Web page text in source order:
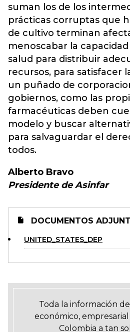
suman los de los
prácticas corruptas que
de cultivo terminan
menoscabar la
salud para distribuir
recursos, para satisfacer
un puñado de
gobiernos, como las
farmacéuticas deben
modelo y buscar
para salvaguardar el
todos.
Alberto Bravo
Presidente de Asinfar
DOCUMENTOS
UNITED_STATES_DEP
Toda la información
económico,
Colombia a tan